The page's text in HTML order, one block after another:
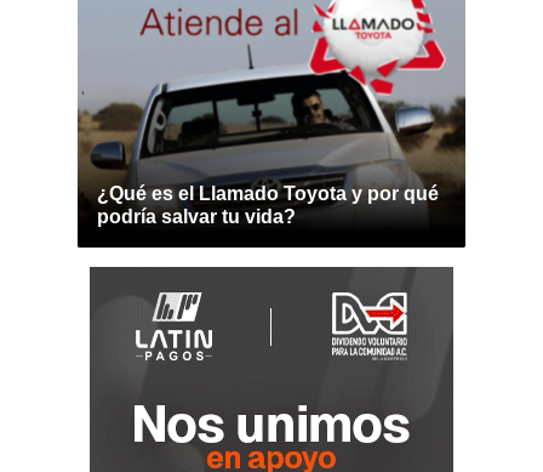
¿Qué es el Llamado Toyota y por qué
podría salvar tu vida?